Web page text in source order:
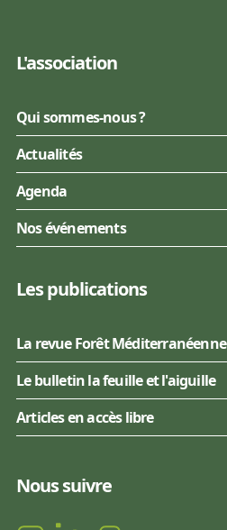
L'association
Qui sommes-nous ?
Actualités
Agenda
Nos événements
Les publications
La revue Forêt Méditerranéenne
Le bulletin la feuille et l'aiguille
Articles en accès libre
Nous suivre